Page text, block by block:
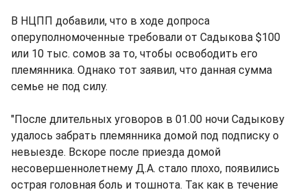
В НЦПП добавили, что в ходе допроса
оперуполномоченные требовали от Садыкова $100
или 10 тыс. сомов за то, чтобы освободить его
племянника. Однако тот заявил, что данная сумма
семье не под силу.
"После длительных уговоров в 01.00 ночи Садыкову
удалось забрать племянника домой под подписку о
невыезде. Вскоре после приезда домой
несовершеннолетнему Д.А. стало плохо, появились
острая головная боль и тошнота. Так как в течение